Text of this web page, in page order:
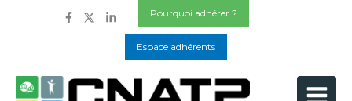
Pourquoi adhérer ?
Espace adhérents